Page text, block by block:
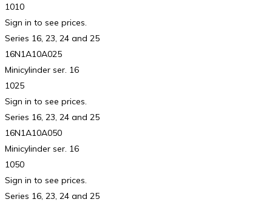
1010
Sign in to see prices.
Series 16, 23, 24 and 25
16N1A10A025
Minicylinder ser. 16
1025
Sign in to see prices.
Series 16, 23, 24 and 25
16N1A10A050
Minicylinder ser. 16
1050
Sign in to see prices.
Series 16, 23, 24 and 25